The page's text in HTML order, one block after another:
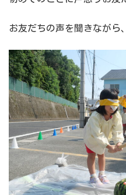
お友だちの声を聞きながら